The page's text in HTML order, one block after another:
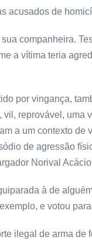
acusados de
companheira.
a vítima teria
por vingança,
reprovável, uma
a um contexto de
de agressão
Norival
à de
e votou
ilegal de arma de